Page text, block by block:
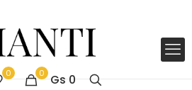
0 0 Gs 0